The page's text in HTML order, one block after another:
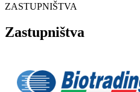
ZASTUPNIŠTVA
Zastupništva